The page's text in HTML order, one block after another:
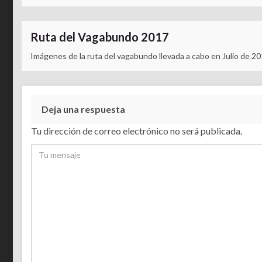
Ruta del Vagabundo 2017
Imágenes de la ruta del vagabundo llevada a cabo en Julio de
Deja una respuesta
Tu dirección de correo electrónico no será publicada.